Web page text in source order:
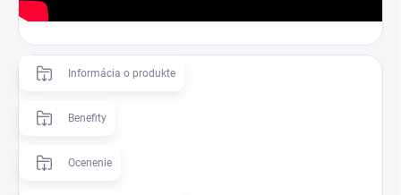
Informácia o produkte
Benefity
Ocenenie